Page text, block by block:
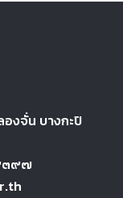
องจั่น บางกะปิ
๙๗